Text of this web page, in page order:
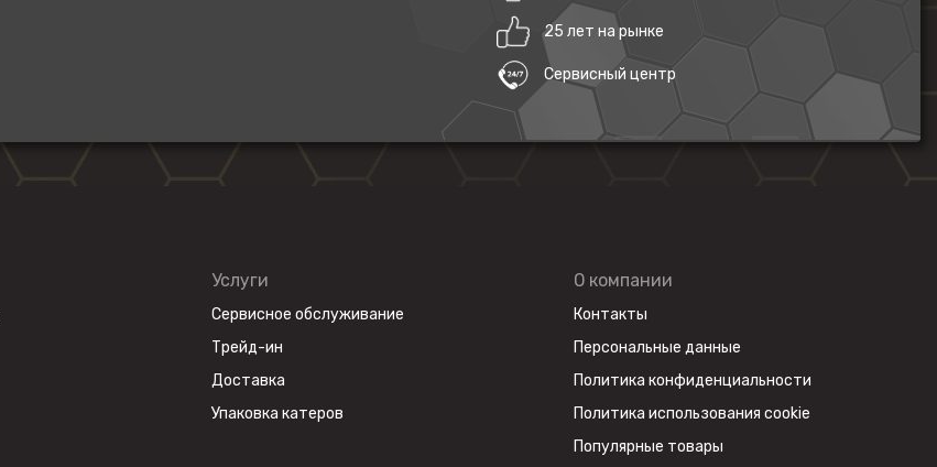
25 лет на рынке
Сервисный центр
Услуги
Сервисное обслуживание
Трейд-ин
Доставка
Упаковка катеров
О компании
Контакты
Персональные данные
Политика конфиденциальности
Политика использования cookie
Популярные товары